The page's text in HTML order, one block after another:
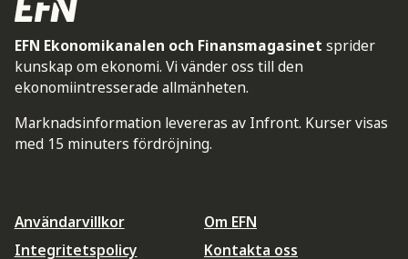
EFN Ekonomikanalen och Finansmagasinet sprider
kunskap om ekonomi. Vi vänder oss till den
ekonomiintresserade allmänheten.
Marknadsinformation levereras av Infront. Kurser visas
med 15 minuters fördröjning.
Användarvillkor
Integritetspolicy
Om EFN
Kontakta oss